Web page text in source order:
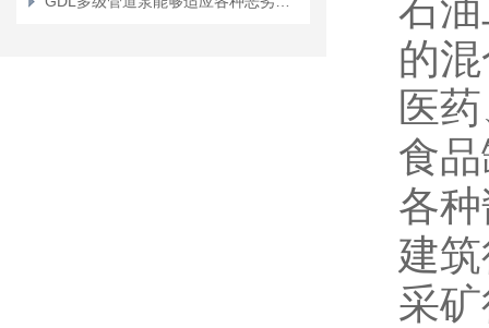
石
的
医
食
各
建
采